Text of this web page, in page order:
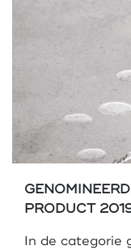
PRODUCT
In de categorie